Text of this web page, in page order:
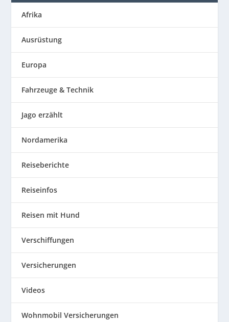
Afrika
Ausrüstung
Europa
Fahrzeuge & Technik
Jago erzählt
Nordamerika
Reiseberichte
Reiseinfos
Reisen mit Hund
Verschiffungen
Versicherungen
Videos
Wohnmobil Versicherungen